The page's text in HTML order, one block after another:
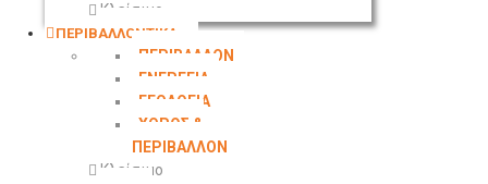
Κλείσιμο
ΠΕΡΙΒΑΛΛΟΝΤΙΚΑ
ΠΕΡΙΒΑΛΛΟΝ
ΕΝΕΡΓΕΙΑ
ΓΕΩΛΟΓΙΑ
ΧΩΡΟΣ &
ΠΕΡΙΒΑΛΛΟΝ
Κλείσιμο